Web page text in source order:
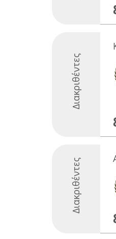
Διακριθέντες
Διακριθέντες